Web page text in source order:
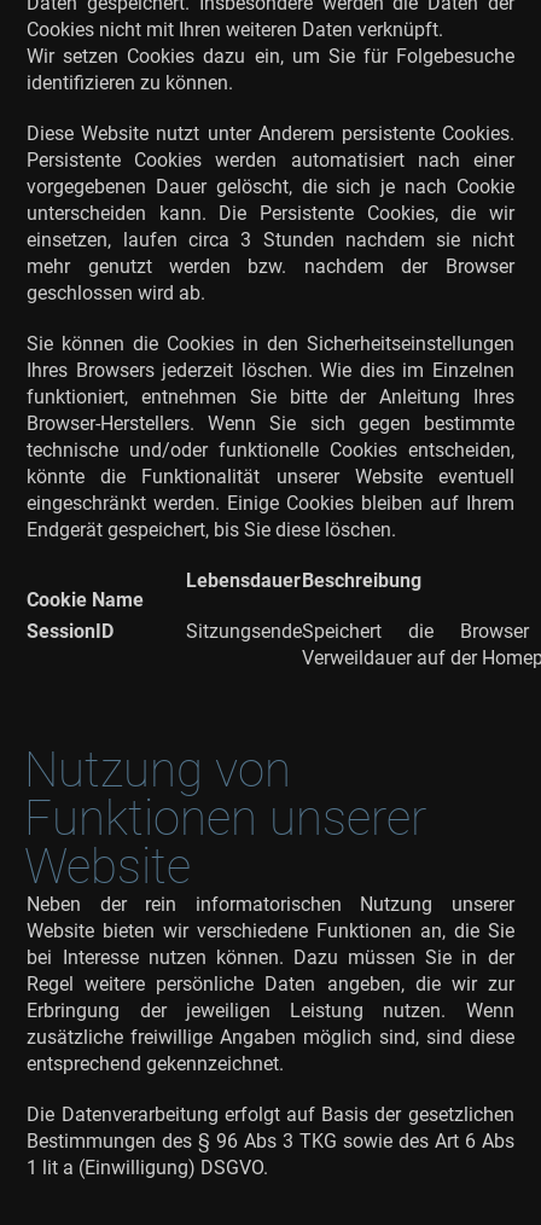
Cookies nicht mit Ihren weiteren Daten verknüpft.
Wir setzen Cookies dazu ein, um Sie für Folgebesuche
identifizieren zu können.
Diese Website nutzt unter Anderem persistente Cookies.
Persistente Cookies werden automatisiert nach einer
vorgegebenen Dauer gelöscht, die sich je nach Cookie
unterscheiden kann. Die Persistente Cookies, die wir
einsetzen, laufen circa 3 Stunden nachdem sie nicht
mehr genutzt werden bzw. nachdem der Browser
geschlossen wird ab.
Sie können die Cookies in den Sicherheitseinstellungen
Ihres Browsers jederzeit löschen. Wie dies im Einzelnen
funktioniert, entnehmen Sie bitte der Anleitung Ihres
Browser-Herstellers. Wenn Sie sich gegen bestimmte
technische und/oder funktionelle Cookies entscheiden,
könnte die Funktionalität unserer Website eventuell
eingeschränkt werden. Einige Cookies bleiben auf Ihrem
Endgerät gespeichert, bis Sie diese löschen.
Cookie Name
LebensdauerBeschreibung
SessionID SitzungsendeSpeichert die
Verweildauer auf der
Nutzung von
Funktionen unserer
Website
Neben der rein informatorischen Nutzung unserer
Website bieten wir verschiedene Funktionen an, die Sie
bei Interesse nutzen können. Dazu müssen Sie in der
Regel weitere persönliche Daten angeben, die wir zur
Erbringung der jeweiligen Leistung nutzen. Wenn
zusätzliche freiwillige Angaben möglich sind, sind diese
entsprechend gekennzeichnet.
Die Datenverarbeitung erfolgt auf Basis der gesetzlichen
Bestimmungen des § 96 Abs 3 TKG sowie des Art 6 Abs
1 lit a (Einwilligung) DSGVO.